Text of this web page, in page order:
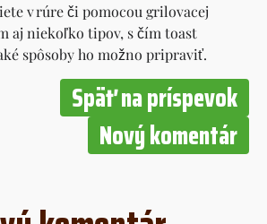
v rúre či pomocou grilovacej
aj niekoľko tipov, s čím toast
spôsoby ho možno pripraviť.
Späť na príspevok
Nový komentár